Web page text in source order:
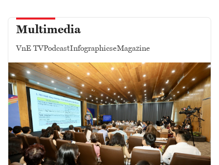
Multimedia
VnE TVPodcastInfographicseMagazine